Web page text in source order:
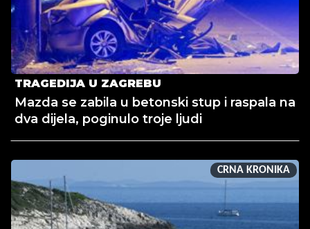
TRAGEDIJA U ZAGREBU
Mazda se zabila u betonski stup i raspala na
dva dijela, poginulo troje ljudi
CRNA KRONIKA